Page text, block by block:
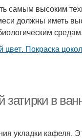
самым высоким
должны иметь
средам.
в
укладки кафеля.